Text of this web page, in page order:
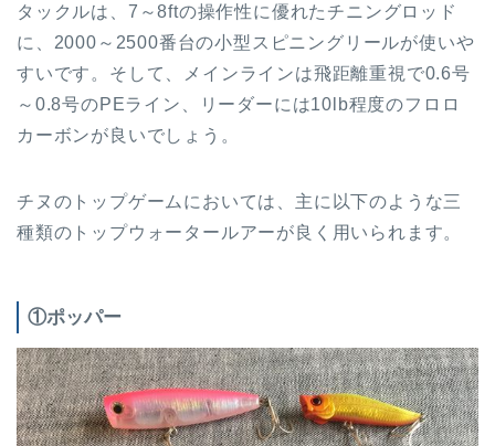
タックルは、7～8ftの操作性に優れたチニングロッド
に、2000～2500番台の小型スピニングリールが使いや
すいです。そして、メインラインは飛距離重視で0.6号
～0.8号のPEライン、リーダーには10lb程度のフロロ
カーボンが良いでしょう。
チヌのトップゲームにおいては、主に以下のような三
種類のトップウォータールアーが良く用いられます。
①ポッパー